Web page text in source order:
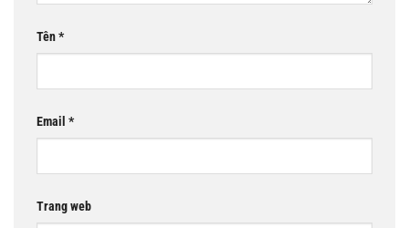
Tên*
Email *
Trang web